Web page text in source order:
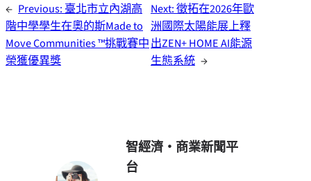
← Previous: 臺北市立內湖高
階中學學生在奧的斯Made to
Move Communities ™挑戰賽中
榮獲優異獎
Next:徵拓在2026年歐
洲國際太陽能展上釋
出ZEN+ HOME AI能源
生態系統 →
智經濟・商業新聞平
台